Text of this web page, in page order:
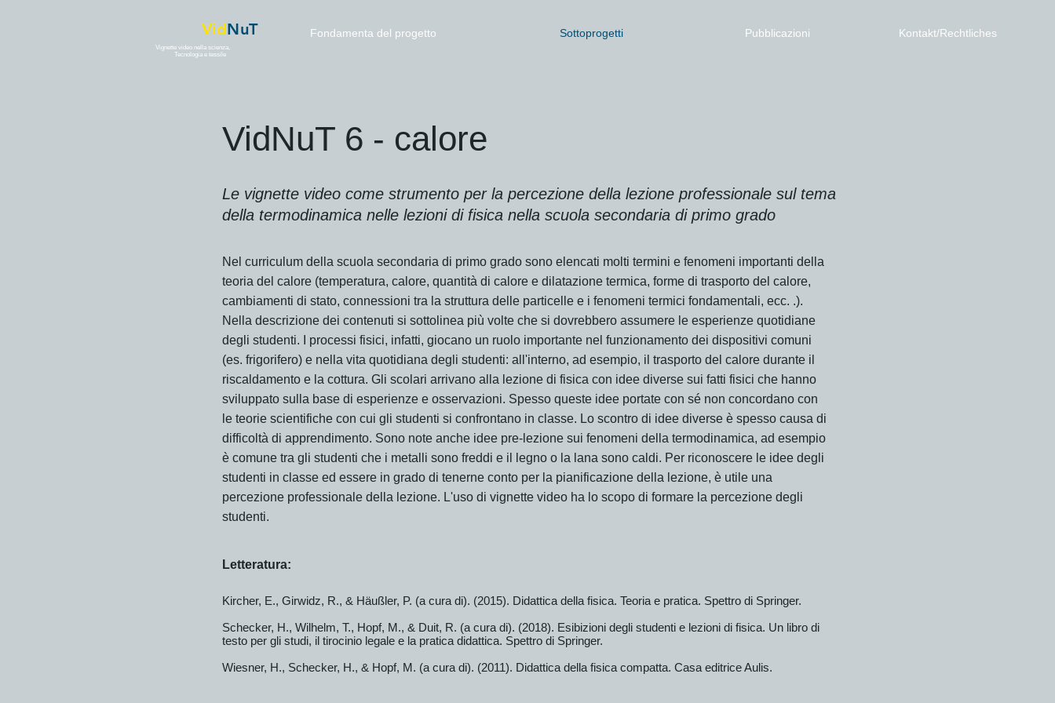
VidNuT Fondamenta del progetto Sottoprogetti Pubblicazioni Kontakt/Rechtliches
Vignette video nella scienza,
Tecnologia e tessile
VidNuT 6 - calore
Le vignette video come strumento per la percezione della lezione professionale sul tema
della termodinamica nelle lezioni di fisica nella scuola secondaria di primo grado
Nel curriculum della scuola secondaria di primo grado sono elencati molti termini e fenomeni importanti della
teoria del calore (temperatura, calore, quantità di calore e dilatazione termica, forme di trasporto del calore,
cambiamenti di stato, connessioni tra la struttura delle particelle e i fenomeni termici fondamentali, ecc. .).
Nella descrizione dei contenuti si sottolinea più volte che si dovrebbero assumere le esperienze quotidiane
degli studenti. I processi fisici, infatti, giocano un ruolo importante nel funzionamento dei dispositivi comuni
(es. frigorifero) e nella vita quotidiana degli studenti: all'interno, ad esempio, il trasporto del calore durante il
riscaldamento e la cottura. Gli scolari arrivano alla lezione di fisica con idee diverse sui fatti fisici che hanno
sviluppato sulla base di esperienze e osservazioni. Spesso queste idee portate con sé non concordano con
le teorie scientifiche con cui gli studenti si confrontano in classe. Lo scontro di idee diverse è spesso causa di
difficoltà di apprendimento. Sono note anche idee pre-lezione sui fenomeni della termodinamica, ad esempio
è comune tra gli studenti che i metalli sono freddi e il legno o la lana sono caldi. Per riconoscere le idee degli
studenti in classe ed essere in grado di tenerne conto per la pianificazione della lezione, è utile una
percezione professionale della lezione. L'uso di vignette video ha lo scopo di formare la percezione degli
studenti.
Letteratura:
Kircher, E., Girwidz, R., & Häußler, P. (a cura di). (2015). Didattica della fisica. Teoria e pratica. Spettro di Springer.
Schecker, H., Wilhelm, T., Hopf, M., & Duit, R. (a cura di). (2018). Esibizioni degli studenti e lezioni di fisica. Un libro di
testo per gli studi, il tirocinio legale e la pratica didattica. Spettro di Springer.
Wiesner, H., Schecker, H., & Hopf, M. (a cura di). (2011). Didattica della fisica compatta. Casa editrice Aulis.